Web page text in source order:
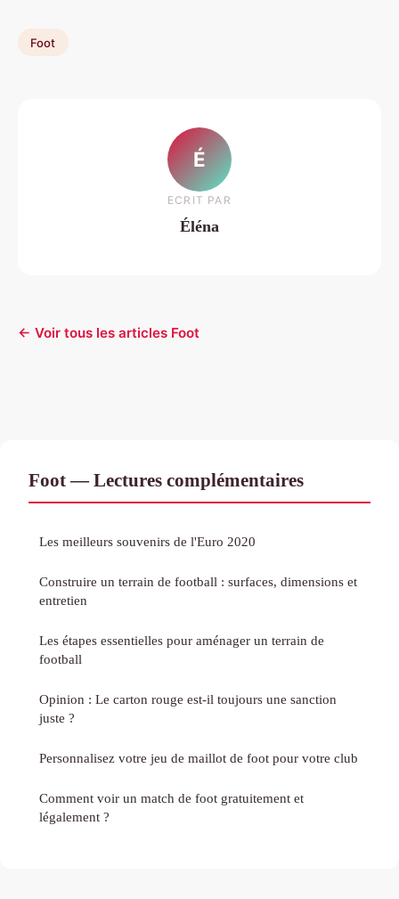
Foot
É
ECRIT PAR
Éléna
← Voir tous les articles Foot
Foot — Lectures complémentaires
Les meilleurs souvenirs de l'Euro 2020
Construire un terrain de football : surfaces, dimensions et
entretien
Les étapes essentielles pour aménager un terrain de
football
Opinion : Le carton rouge est-il toujours une sanction
juste ?
Personnalisez votre jeu de maillot de foot pour votre club
Comment voir un match de foot gratuitement et
légalement ?